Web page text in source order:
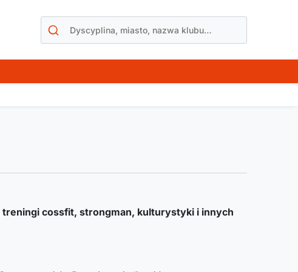
treningi cossfit, strongman, kulturystyki i innych